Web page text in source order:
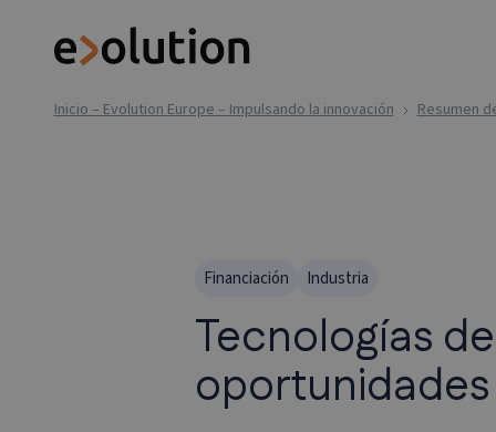
Inicio – Evolution Europe – Impulsando la innovación Resumen
Financiación Industria
Tecnologías